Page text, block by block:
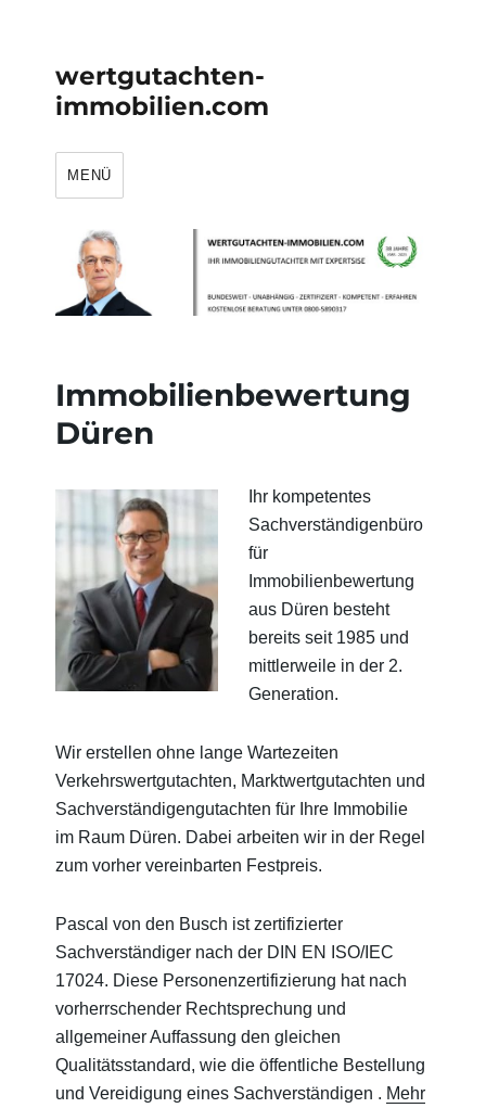
wertgutachten-
immobilien.com
MENÜ
Immobilienbewertung
Düren
Ihr kompetentes
Sachverständigenbüro
für
Immobilienbewertung
aus Düren besteht
bereits seit 1985 und
mittlerweile in der 2.
Generation.
Wir erstellen ohne lange Wartezeiten
Verkehrswertgutachten, Marktwertgutachten und
Sachverständigengutachten für Ihre Immobilie
im Raum Düren. Dabei arbeiten wir in der Regel
zum vorher vereinbarten Festpreis.
Pascal von den Busch ist zertifizierter
Sachverständiger nach der DIN EN ISO/IEC
17024. Diese Personenzertifizierung hat nach
vorherrschender Rechtsprechung und
allgemeiner Auffassung den gleichen
Qualitätsstandard, wie die öffentliche Bestellung
und Vereidigung eines Sachverständigen . Mehr